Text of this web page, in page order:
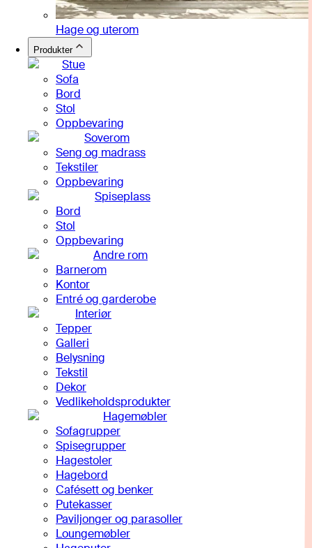
Hage og uterom
Produkter
Stue
Sofa
Bord
Stol
Oppbevaring
Soverom
Seng og madrass
Tekstiler
Oppbevaring
Spiseplass
Bord
Stol
Oppbevaring
Andre rom
Barnerom
Kontor
Entré og garderobe
Interiør
Tepper
Galleri
Belysning
Tekstil
Dekor
Vedlikeholdsprodukter
Hagemøbler
Sofagrupper
Spisegrupper
Hagestoler
Hagebord
Cafésett og benker
Putekasser
Paviljonger og parasoller
Loungemøbler